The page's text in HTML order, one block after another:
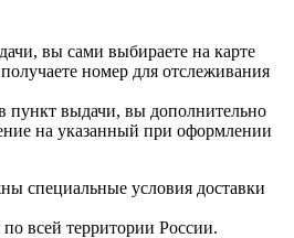
вы сами выбираете на карте
номер для отслеживания
пункт выдачи, вы дополнительно
на указанный при оформлении
специальные условия доставки
по всей территории России.